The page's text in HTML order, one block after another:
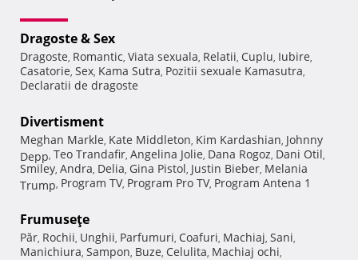
Dragoste & Sex
Dragoste, Romantic, Viata sexuala, Relatii, Cuplu, Iubire,
Casatorie, Sex, Kama Sutra, Pozitii sexuale Kamasutra,
Declaratii de dragoste
Divertisment
Meghan Markle, Kate Middleton, Kim Kardashian, Johnny
Depp, Teo Trandafir, Angelina Jolie, Dana Rogoz, Dani Otil,
Smiley, Andra, Delia, Gina Pistol, Justin Bieber, Melania
Trump, Program TV, Program Pro TV, Program Antena 1
Frumuseţe
Păr, Rochii, Unghii, Parfumuri, Coafuri, Machiaj, Sani,
Manichiura, Sampon, Buze, Celulita, Machiaj ochi,